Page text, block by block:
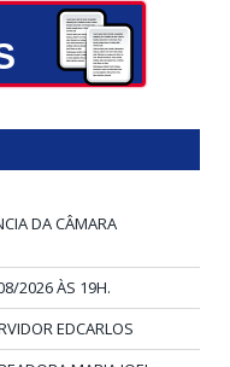
DA CÂMARA
2026 ÀS 19H.
EDCARLOS